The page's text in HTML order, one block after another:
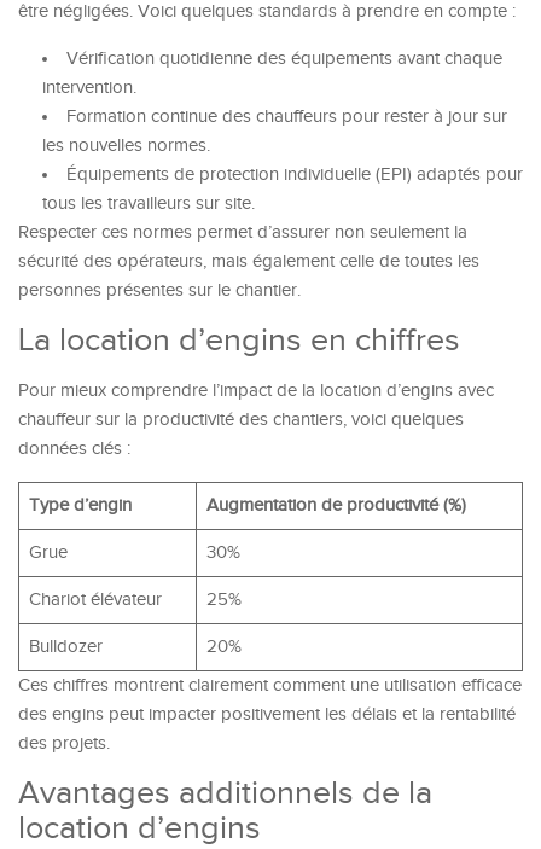
être négligées. Voici quelques standards à prendre en compte :
Vérification quotidienne des équipements avant chaque
intervention.
Formation continue des chauffeurs pour rester à jour sur
les nouvelles normes.
Équipements de protection individuelle (EPI) adaptés pour
tous les travailleurs sur site.
Respecter ces normes permet d’assurer non seulement la
sécurité des opérateurs, mais également celle de toutes les
personnes présentes sur le chantier.
La location d’engins en chiffres
Pour mieux comprendre l’impact de la location d’engins avec
chauffeur sur la productivité des chantiers, voici quelques
données clés :
Type d’engin Augmentation de productivité (%)
Grue 30%
Chariot élévateur 25%
Bulldozer
20%
Ces chiffres montrent clairement comment une utilisation efficace
des engins peut impacter positivement les délais et la rentabilité
des projets.
Avantages additionnels de la
location d’engins